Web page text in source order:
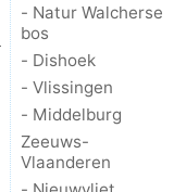
- Natur Walcherse
bos
- Dishoek
- Vlissingen
- Middelburg
Zeeuws-
Vlaanderen